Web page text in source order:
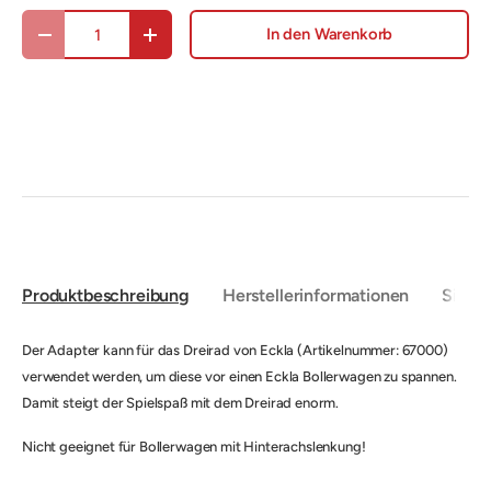
Menge verringernMenge erhöhen In den Warenkorb
Produktbeschreibung Herstellerinformationen
Der Adapter kann für das Dreirad von Eckla (Artikelnummer: 67000)
verwendet werden, um diese vor einen Eckla Bollerwagen zu spannen.
Damit steigt der Spielspaß mit dem Dreirad enorm.
Nicht geeignet für Bollerwagen mit Hinterachslenkung!